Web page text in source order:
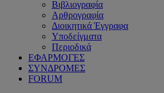
Βιβλιογραφία
Αρθρογραφία
Διοικητικά Έγγραφα
Υποδείγματα
Περιοδικά
ΕΦΑΡΜΟΓΕΣ
ΣΥΝΔΡΟΜΕΣ
FORUM